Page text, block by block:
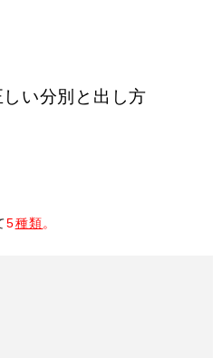
しい分別と出し方
5種類。